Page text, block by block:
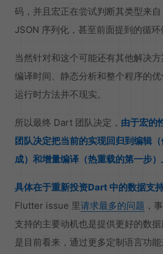
码，并且宏正在尝试判断其类型来
JSON 序列化，甚至前面提到的循环
当然针对和这个可能还有其他解决
编译时间、静态分析和整个程序的
运行时方法并不现实。
所以最终 Dart 团队决定， 由于宏的
团队决定把当前的实现回归到编辑
成）和增量编译（热重载的第一步
具体在于重新投资Dart 中的数据支
Flutter issue 里请求最多的问题 ，
支持的主要动机也是提供更好的数
是目前看来，通过更多定制语言功